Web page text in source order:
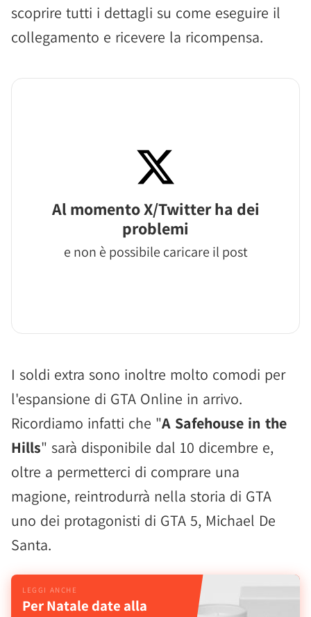
scoprire tutti i dettagli su come eseguire il
collegamento e ricevere la ricompensa.
Al momento X/Twitter ha dei
problemi
e non è possibile caricare il post
I soldi extra sono inoltre molto comodi per
l'espansione di GTA Online in arrivo.
Ricordiamo infatti che "A Safehouse in the
Hills" sarà disponibile dal 10 dicembre e,
oltre a permetterci di comprare una
magione, reintrodurrà nella storia di GTA
uno dei protagonisti di GTA 5, Michael De
Santa.
Per Natale date alla